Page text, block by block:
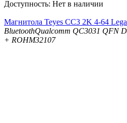
Доступность: Нет в наличии
Магнитола Teyes CC3 2K 4-64
BluetoothQualcomm QC3031 QFN
+ ROHM32107